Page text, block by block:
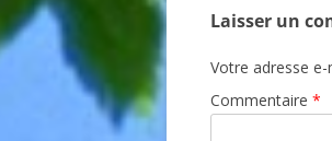
Laisser un
Votre adresse
Commentaire *